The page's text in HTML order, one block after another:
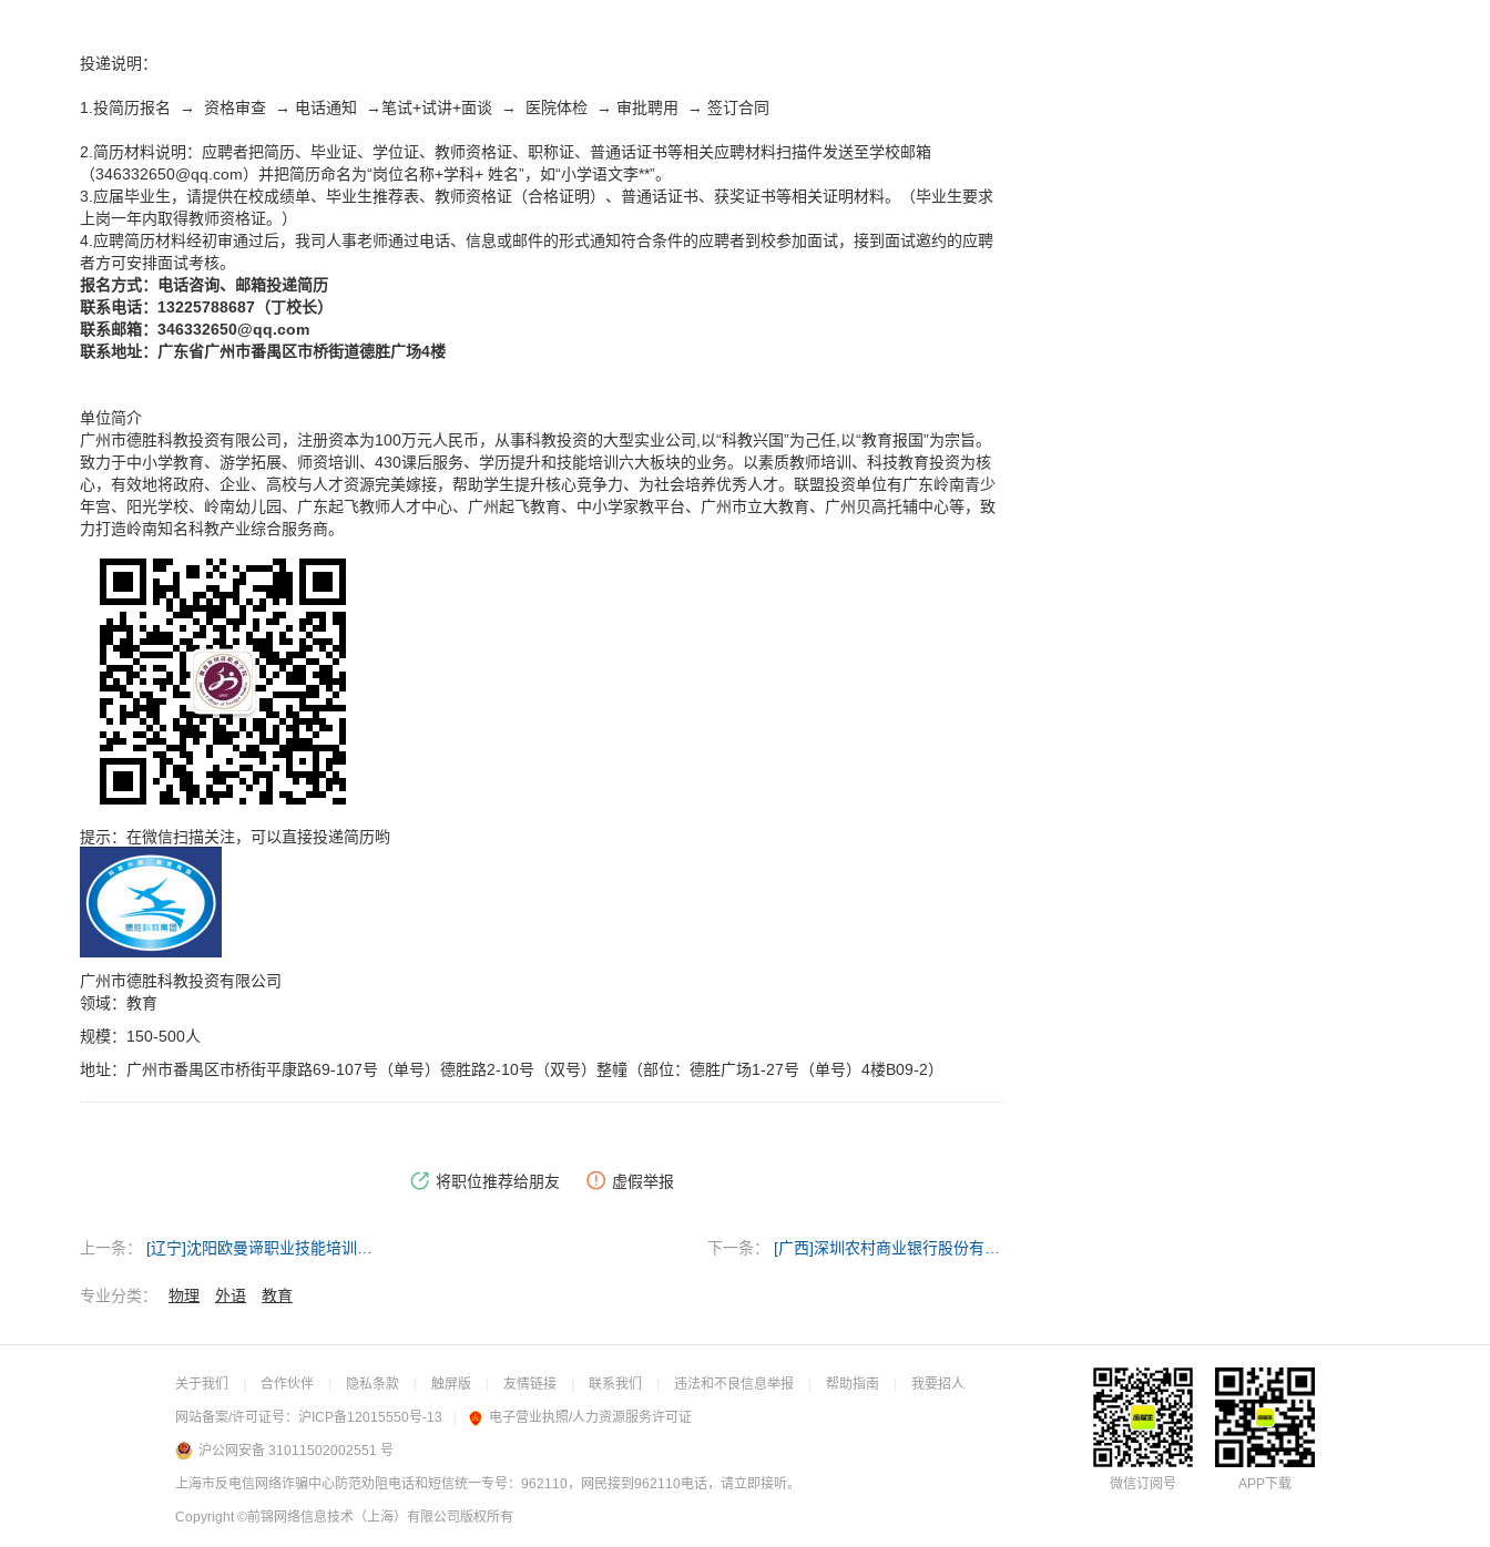
投递说明：
1.投简历报名 → 资格审查 → 电话通知 →笔试+试讲+面谈 → 医院体检 → 审批聘用 → 签订合同
2.简历材料说明：应聘者把简历、毕业证、学位证、教师资格证、职称证、普通话证书等相关应聘材料扫描件发送至学校邮箱
（346332650@qq.com）并把简历命名为“岗位名称+学科+ 姓名”，如“小学语文李**”。
3.应届毕业生，请提供在校成绩单、毕业生推荐表、教师资格证（合格证明）、普通话证书、获奖证书等相关证明材料。（毕业生要求
上岗一年内取得教师资格证。）
4.应聘简历材料经初审通过后，我司人事老师通过电话、信息或邮件的形式通知符合条件的应聘者到校参加面试，接到面试邀约的应聘
者方可安排面试考核。
报名方式：电话咨询、邮箱投递简历
联系电话：13225788687（丁校长）
联系邮箱：346332650@qq.com
联系地址：广东省广州市番禺区市桥街道德胜广场4楼
单位简介
广州市德胜科教投资有限公司，注册资本为100万元人民币，从事科教投资的大型实业公司,以“科教兴国”为己任,以“教育报国”为宗旨。
致力于中小学教育、游学拓展、师资培训、430课后服务、学历提升和技能培训六大板块的业务。以素质教师培训、科技教育投资为核
心，有效地将政府、企业、高校与人才资源完美嫁接，帮助学生提升核心竞争力、为社会培养优秀人才。联盟投资单位有广东岭南青少
年宫、阳光学校、岭南幼儿园、广东起飞教师人才中心、广州起飞教育、中小学家教平台、广州市立大教育、广州贝高托辅中心等，致
力打造岭南知名科教产业综合服务商。
提示：在微信扫描关注，可以直接投递简历哟
广州市德胜科教投资有限公司
领域：教育
规模：150-500人
地址：广州市番禺区市桥街平康路69-107号（单号）德胜路2-10号（双号）整幢（部位：德胜广场1-27号（单号）4楼B09-2）
将职位推荐给朋友 虚假举报
上一条： [辽宁]沈阳欧曼谛职业技能培训学校有限公司 下一条： [广西]深圳农村商业银行股份有限公司广西临桂支行
专业分类： 物理 外语 教育
关于我们 合作伙伴 隐私条款 触屏版 友情链接 联系我们 违法和不良信息举报 帮助指南 我要招人
网站备案/许可证号： 沪ICP备12015550号-13 电子营业执照/人力资源服务许可证
沪公网安备 31011502002551 号
上海市反电信网络诈骗中心防范劝阻电话和短信统一专号：962110，网民接到962110电话，请立即接听。
Copyright ©前锦网络信息技术（上海）有限公司 版权所有
APP下载
微信订阅号